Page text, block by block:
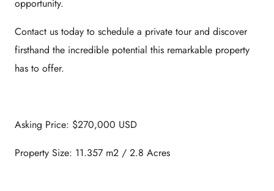
opportunity.
Contact us today to schedule a private tour and discover
firsthand the incredible potential this remarkable property
has to offer.
Asking Price: $270,000 USD
Property Size: 11.357 m2 / 2.8 Acres